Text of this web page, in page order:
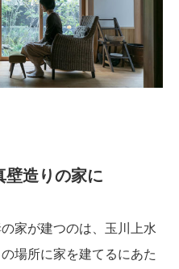
壁造りの家に
家が建つのは、玉川上水
場所に家を建てるにあた